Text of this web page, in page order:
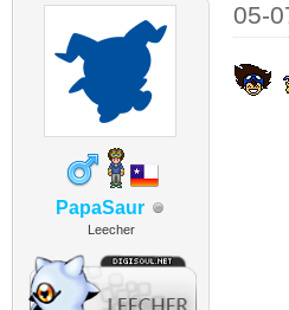
PapaSaur
Leecher
05-